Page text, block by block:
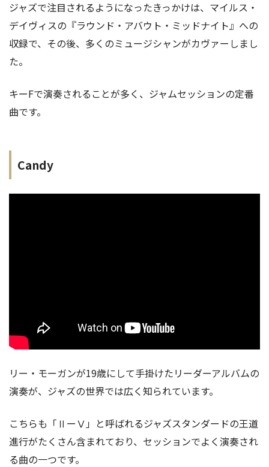
ジャズで注目されるようになったきっかけは、マイルス・
デイヴィスの『ラウンド・アバウト・ミッドナイト』への
収録で、その後、多くのミュージシャンがカヴァーしまし
た。
キーFで演奏されることが多く、ジャムセッションの定番
曲です。
Candy
リー・モーガンが19歳にして手掛けたリーダーアルバムの
演奏が、ジャズの世界では広く知られています。
こちらも「ⅡーⅤ」と呼ばれるジャズスタンダードの王道
進行がたくさん含まれており、セッションでよく演奏され
る曲の一つです。